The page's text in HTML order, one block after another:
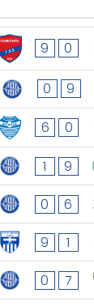
9 0
0 9
6 0
1 9
0 6
9 1
0 7